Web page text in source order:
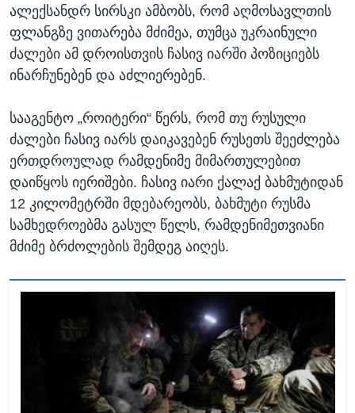
ალექსანდრ სირსკი ამბობს, რომ აღმოსავლთის
ფლანგზე ვითარება მძიმეა, თუმცა უკრაინული
ძალები ამ დროისთვის ჩასივ იარში პოზიციებს
ინარჩუნებენ და აძლიერებენ.
სააგენტო „როიტერი“ წერს, რომ თუ რუსული
ძალები ჩასივ იარს დაიკავებენ რუსეთს შეეძლება
ერთდროულად რამდენიმე მიმართულებით
დაიწყოს იერიშები. ჩასივ იარი ქალაქ ბახმუტიდან
12 კილომეტრში მდებარეობს, ბახმუტი რუსმა
სამხედროებმა გასულ წელს, რამდენიმეთვიანი
მძიმე ბრძოლების შემდეგ აიღეს.